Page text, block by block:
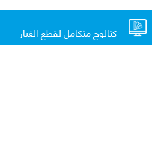
كتالوج متكامل لقطع الغيار